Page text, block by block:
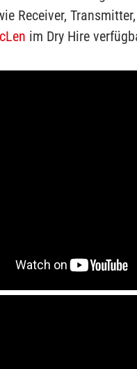
Receiver,
im Dry Hire